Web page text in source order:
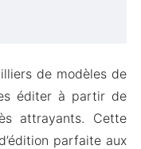
de modèles de
éditer à partir de
attrayants. Cette
parfaite aux